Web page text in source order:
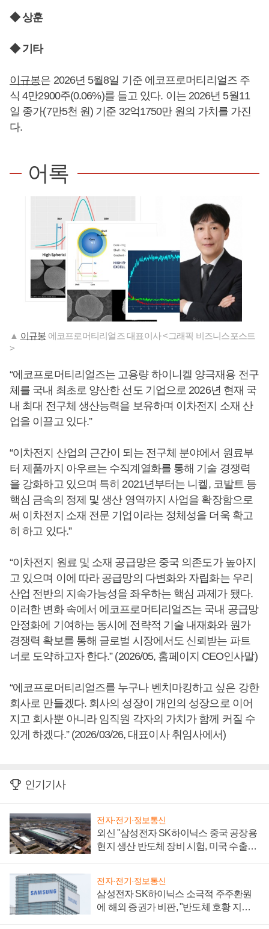
◆ 상훈
◆ 기타
이규봉은 2026년 5월8일 기준 에코프로머티리얼즈 주
식 4만2900주(0.06%)를 들고 있다. 이는 2026년 5월11
일 종가(7만5천 원) 기준 32억1750만 원의 가치를 가진
다.
어록
▲ 이규봉 에코프로머티리얼즈 대표이사 <그래픽 비즈니스포스트
>
“에코프로머티리얼즈는 고용량 하이니켈 양극재용 전구
체를 국내 최초로 양산한 선도 기업으로 2026년 현재 국
내 최대 전구체 생산능력을 보유하며 이차전지 소재 산
업을 이끌고 있다.”
“이차전지 산업의 근간이 되는 전구체 분야에서 원료부
터 제품까지 아우르는 수직계열화를 통해 기술 경쟁력
을 강화하고 있으며 특히 2021년부터는 니켈, 코발트 등
핵심 금속의 정제 및 생산 영역까지 사업을 확장함으로
써 이차전지 소재 전문 기업이라는 정체성을 더욱 확고
히 하고 있다.”
“이차전지 원료 및 소재 공급망은 중국 의존도가 높아지
고 있으며 이에 따라 공급망의 다변화와 자립화는 우리
산업 전반의 지속가능성을 좌우하는 핵심 과제가 됐다.
이러한 변화 속에서 에코프로머티리얼즈는 국내 공급망
안정화에 기여하는 동시에 전략적 기술 내재화와 원가
경쟁력 확보를 통해 글로벌 시장에서도 신뢰받는 파트
너로 도약하고자 한다.” (2026/05, 홈페이지 CEO인사말)
“에코프로머티리얼즈를 누구나 벤치마킹하고 싶은 강한
회사로 만들겠다. 회사의 성장이 개인의 성장으로 이어
지고 회사뿐 아니라 임직원 각자의 가치가 함께 커질 수
있게 하겠다.” (2026/03/26, 대표이사 취임사에서)
인기기사
전자·전기·정보통신
외신 "삼성전자 SK하이닉스 중국 공장용
현지 생산 반도체 장비 시험, 미국 수출통
전자·전기·정보통신
삼성전자 SK하이닉스 소극적 주주환원
에 해외 증권가 비판, "반도체 호황 지속